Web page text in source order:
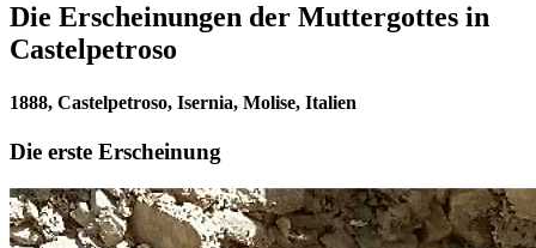
Die Erscheinungen der Muttergottes in
Castelpetroso
1888, Castelpetroso, Isernia, Molise, Italien
Die erste Erscheinung